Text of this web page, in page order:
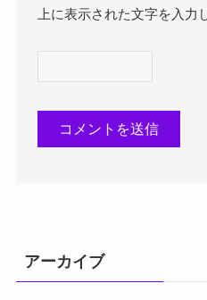
上に表示された文字を入力
アーカイブ